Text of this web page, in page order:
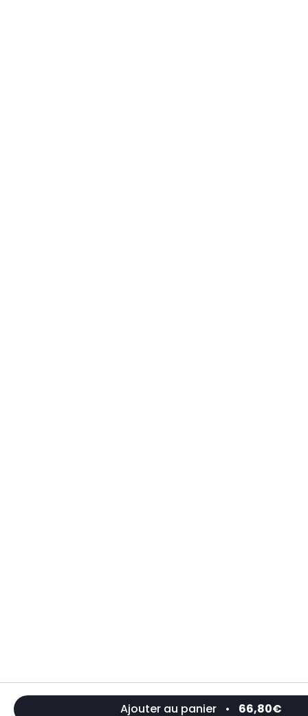
Ajouter au panier • 66,80€